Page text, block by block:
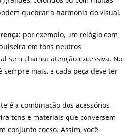
quebrar a harmonia do visual.
: por exemplo, um relógio com
em tons neutros
sem chamar atenção excessiva. No
sempre mais, e cada peça deve ter
é a combinação dos acessórios
tons e materiais que conversem
conjunto coeso. Assim, você